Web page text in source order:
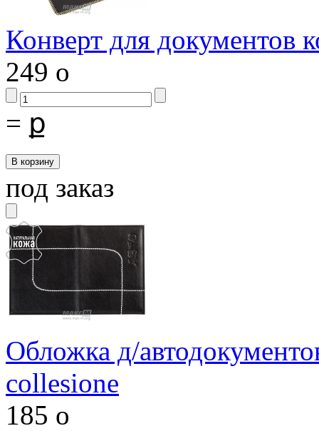
Конверт для документов
249 o
= ք
под заказ
Обложка д/
collesione
185 o